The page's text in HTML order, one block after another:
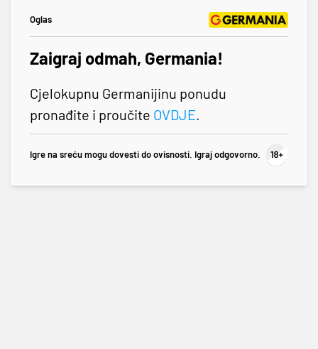
Oglas
Zaigraj odmah, Germania!
Cjelokupnu Germanijinu ponudu
pronađite i proučite OVDJE
Igre na sreću mogu dovesti do ovisnosti. Igraj odgovorno.